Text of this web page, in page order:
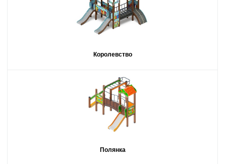
Королевство
Полянка